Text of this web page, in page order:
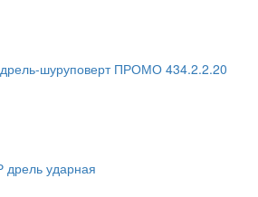
шуруповерт ПРОМО 434.2.2.20
дрель ударная